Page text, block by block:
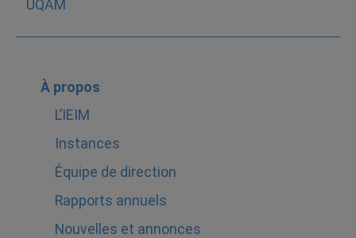
À propos
L’IEIM
Instances
Équipe de direction
Rapports annuels
Nouvelles et annonces